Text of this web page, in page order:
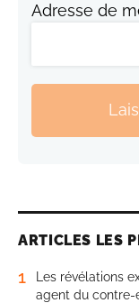
Adresse de
ARTICLES LES
1
Les révélations
agent du contre-